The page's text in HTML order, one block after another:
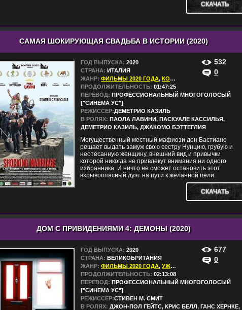
СКАЧАТЬ
САМАЯ ШОКИРУЮЩАЯ СВАДЬБА В ИСТОРИИ (2020)
532
0
ГОД ВЫПУСКА: 2020
СТРАНА: ИТАЛИЯ
ЖАНР: ФИЛЬМЫ 2020 ГОДА, КОМЕДИИ
ПРОДОЛЖИТЕЛЬНОСТЬ: 01:47:25
ПЕРЕВОД: ПРОФЕССИОНАЛЬНЫЙ МНОГОГОЛОСЫЙ
["СИНЕМА УС"]
РЕЖИССЕР:ДЕМЕТРИО КАЗИЛЬ
В РОЛЯХ: ПАОЛА ЛАВИНИ, ПАСКУАЛЕ КАССИЛЬЯ,
ДЕМЕТРИО КАЗИЛЬ, ДЖАКОМО БЭТТЕГЛИЯ
Могущественный местный мафиози дон Бастиано
решает выдать замуж свою сестру Нунцию, грубую и
неотесанную женщину, внешний вид и привычки
которой никогда не привлекут внимания ни одного
избранника. И ничто не cможет остановить этот
взрывоопасный дуэт на пути к желанной цели.
СКАЧАТЬ
ДОМ С ПРИВИДЕНИЯМИ 4: ДЕМОНЫ (2020)
677
0
ГОД ВЫПУСКА: 2020
СТРАНА: ВЕЛИКОБРИТАНИЯ
ЖАНР: ФИЛЬМЫ 2020 ГОДА, УЖАСЫ
ПРОДОЛЖИТЕЛЬНОСТЬ: 02:13:08
ПЕРЕВОД: ПРОФЕССИОНАЛЬНЫЙ МНОГОГОЛОСЫЙ
["СИНЕМА УС"]
РЕЖИССЕР:СТИВЕН М. СМИТ
В РОЛЯХ: ДЖОН-ПОЛ ГЕЙТС, КРИС БЕЛЛ, ГАНС ХЕРНКЕ,